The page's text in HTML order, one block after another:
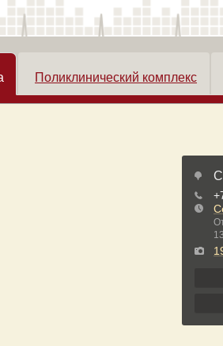
Поликлинический комплекс